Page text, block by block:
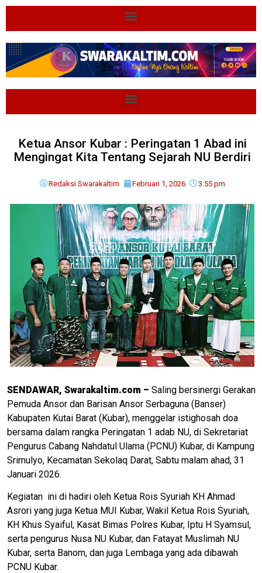
Ketua Ansor Kubar : Peringatan 1 Abad ini
Mengingat Kita Tentang Sejarah NU Berdiri
Redaksi Swarakaltim Februari 1, 2026 3:55 pm
SENDAWAR, Swarakaltim.com – Saling bersinergi Gerakan
Pemuda Ansor dan Barisan Ansor Serbaguna (Banser)
Kabupaten Kutai Barat (Kubar), menggelar istighosah doa
bersama dalam rangka Peringatan 1 adab NU, di Sekretariat
Pengurus Cabang Nahdatul Ulama (PCNU) Kubar, di Kampung
Srimulyo, Kecamatan Sekolaq Darat, Sabtu malam ahad, 31
Januari 2026.
Kegiatan ini di hadiri oleh Ketua Rois Syuriah KH Ahmad
Asrori yang juga Ketua MUI Kubar, Wakil Ketua Rois Syuriah,
KH Khus Syaiful, Kasat Bimas Polres Kubar, Iptu H Syamsul,
serta pengurus Nusa NU Kubar, dan Fatayat Muslimah NU
Kubar, serta Banom, dan juga Lembaga yang ada dibawah
PCNU Kubar.